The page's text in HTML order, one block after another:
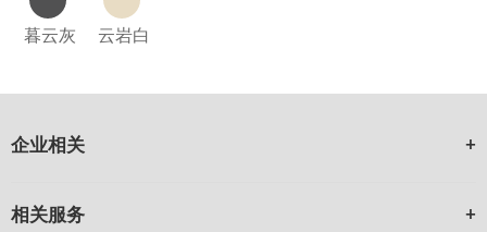
暮云灰 云岩白
企业相关
相关服务